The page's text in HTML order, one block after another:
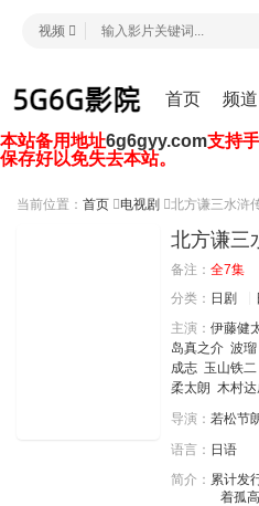
首页 频道
视频
本站备用地址6g6gyy.com支持
保存好以免失去本站。
当前位置： 首页 电视剧 北方谦三水浒
北方谦三
备注： 全7集
分类： 日剧
主演： 伊藤健
岛真之介 波瑠
成志 玉山铁二
柔太朗 木村
导演： 若松节
语言： 日语
简介： 累计发
着孤